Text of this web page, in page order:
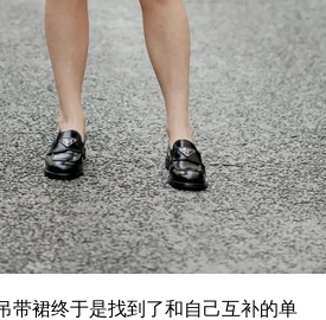
裙终于是找到了和自己互补的单